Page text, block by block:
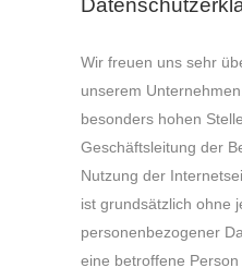
Wir freuen uns sehr
unserem
besonders hohen
Geschäftsleitung der
Nutzung der
ist grundsätzlich ohne
personenbezogener
eine betroffene